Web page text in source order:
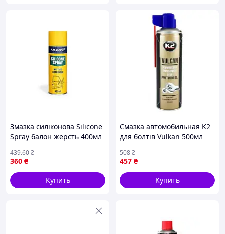
Змазка силіконова Silicone
Spray балон жерсть 400мл
360 ₴
439.60₴
Купить
Смазка автомобильная K2
для болтів Vulkan 500мл
457 ₴
508₴
Купить